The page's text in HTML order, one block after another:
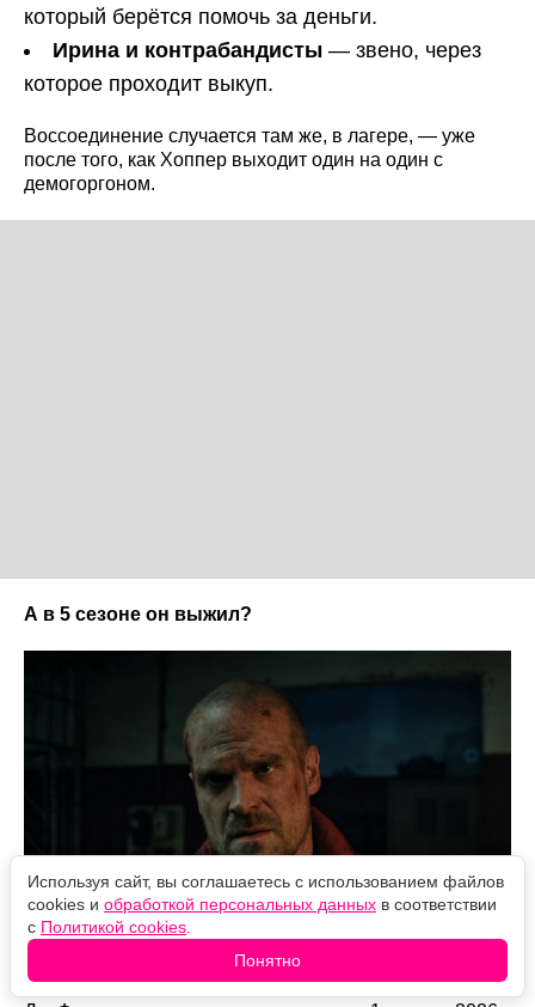
который берётся помочь за деньги.
Ирина и контрабандисты — звено, через
которое проходит выкуп.
Воссоединение случается там же, в лагере, — уже
после того, как Хоппер выходит один на один с
демогоргоном.
А в 5 сезоне он выжил?
Используя сайт, вы соглашаетесь с использованием файлов
cookies и обработкой персональных данных в соответствии
с Политикой cookies
Понятно